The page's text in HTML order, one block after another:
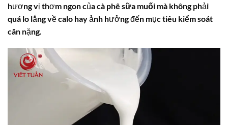
hương vị thơm ngon củacà phê sữa muối mà không phải
quá lo lắng vềcalo hay ảnh hưởng đến mục tiêu kiểm soát
cân nặng.